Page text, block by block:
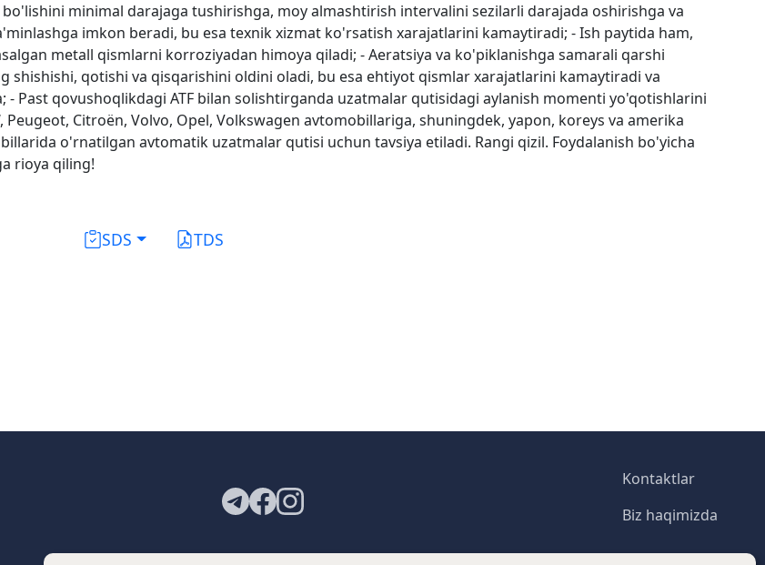
minimal darajaga tushirishga, moy almashtirish intervalini sezilarli darajada oshirishga va
imkon beradi, bu esa texnik xizmat ko'rsatish xarajatlarini kamaytiradi; - Ish paytida ham,
metall qismlarni korroziyadan himoya qiladi; - Aeratsiya va ko'piklanishga samarali qarshi
qotishi va qisqarishini oldini oladi, bu esa ehtiyot qismlar xarajatlarini kamaytiradi va
Past qovushoqlikdagi ATF bilan solishtirganda uzatmalar qutisidagi aylanish momenti yo'qotishlarini
Citroën, Volvo, Opel, Volkswagen avtomobillariga, shuningdek, yapon, koreys va amerika
o'rnatilgan avtomatik uzatmalar qutisi uchun tavsiya etiladi. Rangi qizil. Foydalanish bo'yicha
rioya qiling!
SDS TDS
Footer
Kontaktlar
Biz haqimizda